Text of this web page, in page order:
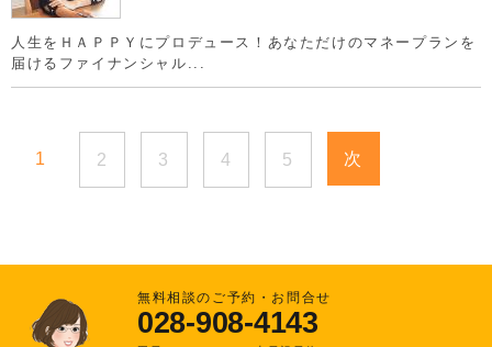
人生をＨＡＰＰＹにプロデュース！あなただけのマネープランを
届けるファイナンシャル...
1 2 3 4 5 次
無料相談のご予約・お問合せ
028-908-4143